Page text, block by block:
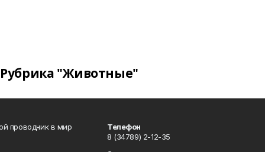
Рубрика "Животные"
проводник в мир
Телефон
8 (34789) 2-12-35